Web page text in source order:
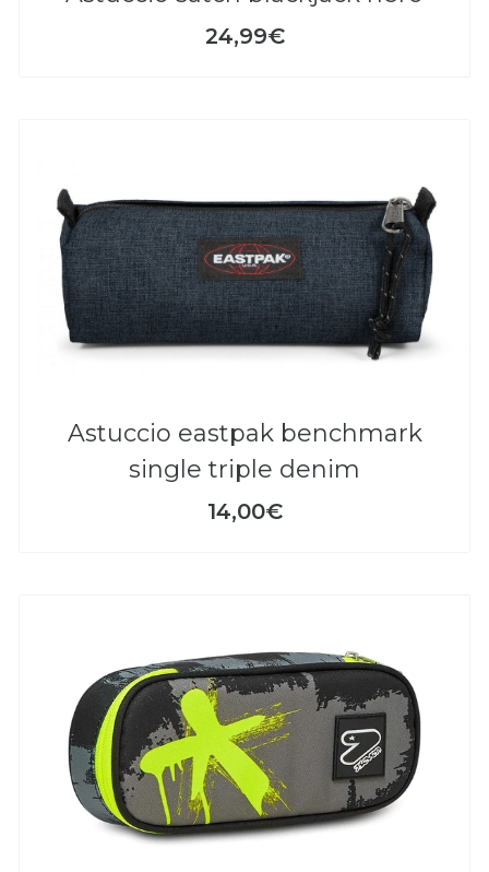
24,99€
astuccio eastpak benchmark
single triple denim
14,00€